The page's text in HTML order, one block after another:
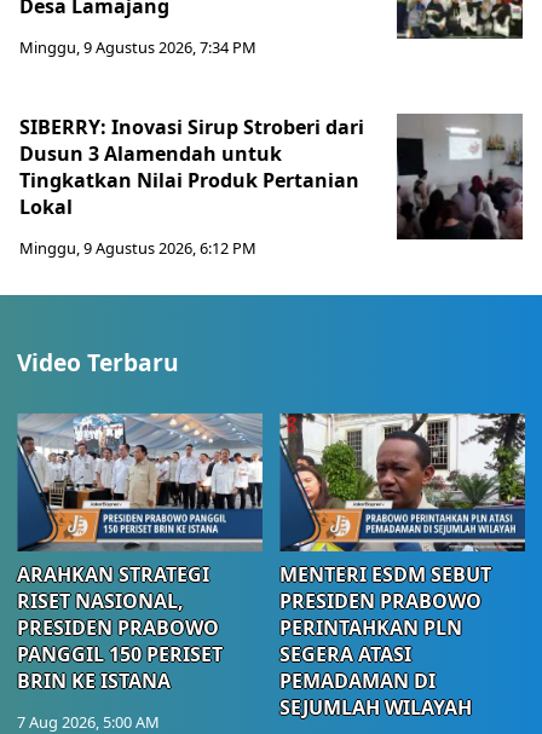
Desa Lamajang
Minggu, 9 Agustus 2026, 7:34 PM
SIBERRY: Inovasi Sirup Stroberi dari
Dusun 3 Alamendah untuk
Tingkatkan Nilai Produk Pertanian
Lokal
Minggu, 9 Agustus 2026, 6:12 PM
Video Terbaru
ARAHKAN STRATEGI
RISET NASIONAL,
PRESIDEN PRABOWO
PANGGIL 150 PERISET
BRIN KE ISTANA
7 Aug 2026, 5:00 AM
MENTERI ESDM SEBUT
PRESIDEN PRABOWO
PERINTAHKAN PLN
SEGERA ATASI
PEMADAMAN DI
SEJUMLAH WILAYAH